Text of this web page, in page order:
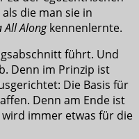
die man sie in
All Alongkennenlernte.
führt. Und
Denn im Prinzip ist
Die Basis für
Denn am Ende ist
wird immer etwas für die